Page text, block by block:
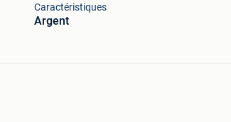
Caractéristiques
Argent